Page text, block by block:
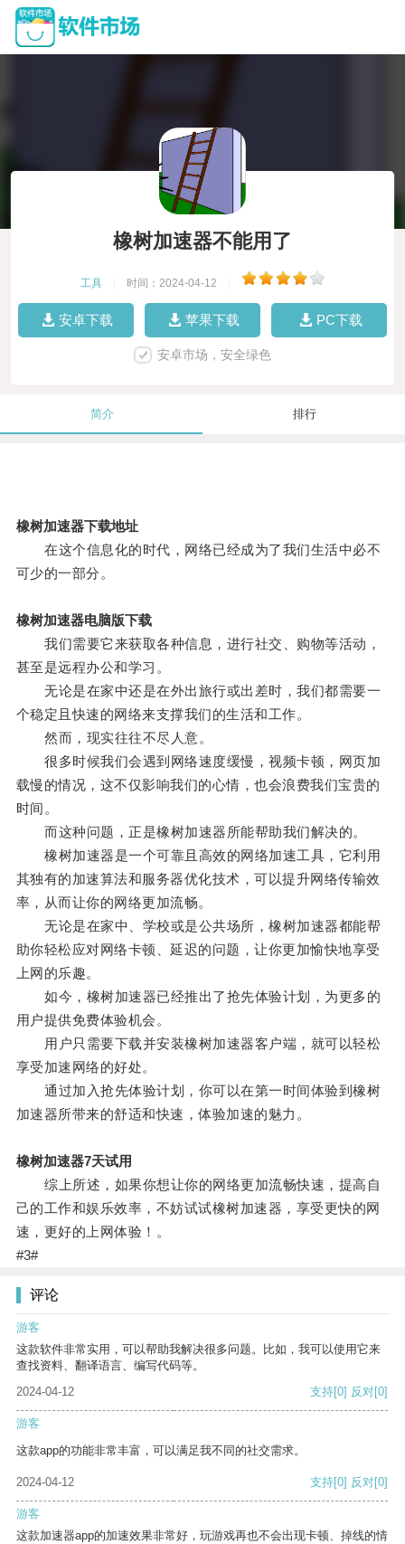
橡树加速器不能用了
工具 时间：2024-04-12
安卓下载 苹果下载 PC下载
安卓市场，安全绿色
简介 排行
橡树加速器下载地址
在这个信息化的时代，网络已经成为了我们生活中必不
可少的一部分。
橡树加速器电脑版下载
我们需要它来获取各种信息，进行社交、购物等活动，
甚至是远程办公和学习。
无论是在家中还是在外出旅行或出差时，我们都需要一
个稳定且快速的网络来支撑我们的生活和工作。
然而，现实往往不尽人意。
很多时候我们会遇到网络速度缓慢，视频卡顿，网页加
载慢的情况，这不仅影响我们的心情，也会浪费我们宝贵的
时间。
而这种问题，正是橡树加速器所能帮助我们解决的。
橡树加速器是一个可靠且高效的网络加速工具，它利用
其独有的加速算法和服务器优化技术，可以提升网络传输效
率，从而让你的网络更加流畅。
无论是在家中、学校或是公共场所，橡树加速器都能帮
助你轻松应对网络卡顿、延迟的问题，让你更加愉快地享受
上网的乐趣。
如今，橡树加速器已经推出了抢先体验计划，为更多的
用户提供免费体验机会。
用户只需要下载并安装橡树加速器客户端，就可以轻松
享受加速网络的好处。
通过加入抢先体验计划，你可以在第一时间体验到橡树
加速器所带来的舒适和快速，体验加速的魅力。
橡树加速器7天试用
综上所述，如果你想让你的网络更加流畅快速，提高自
己的工作和娱乐效率，不妨试试橡树加速器，享受更快的网
速，更好的上网体验！。
#3#
评论
游客
这款软件非常实用，可以帮助我解决很多问题。比如，我可以使用它来
查找资料、翻译语言、编写代码等。
2024-04-12
支持[0] 反对[0]
游客
这款app的功能非常丰富，可以满足我不同的社交需求。
2024-04-12 支持[0] 反对[0]
游客
这款加速器app的加速效果非常好，玩游戏再也不会出现卡顿、掉线的情